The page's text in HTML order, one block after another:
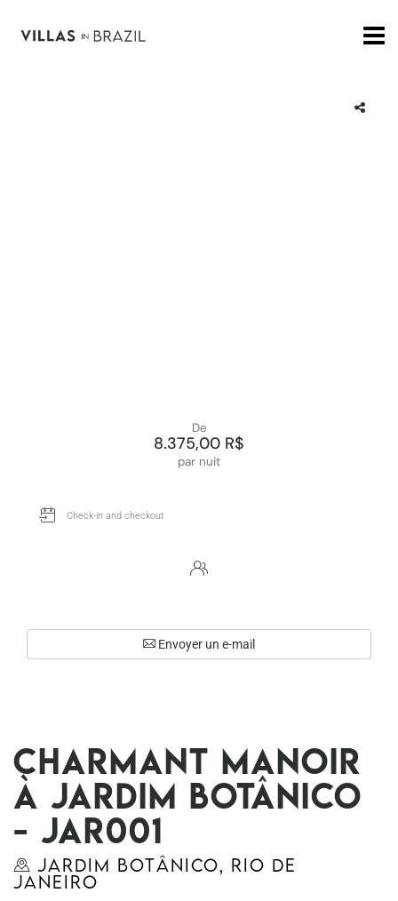
Charmant manoir
à Jardim Botânico
- Jar001
Jardim Botânico, Rio de
Janeiro
De
8.375,00 R$
par nuit
Envoyer un e-mail